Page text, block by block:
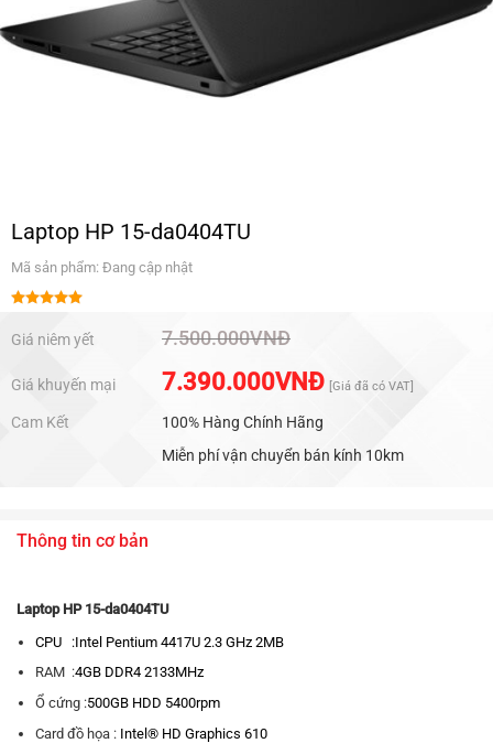
Laptop HP 15-da0404TU
Mã sản phẩm: Đang cập nhật
hạng5.00
5 sao
Giá niêm yết 7.500.000VNĐ
Giá khuyến mại 7.390.000VNĐ [Giá đã có VAT]
Cam Kết
100% Hàng Chính Hãng
Miễn phí vận chuyển bán kính 10km
Thông tin cơ bản
Laptop HP 15-da0404TU
CPU :Intel Pentium 4417U 2.3 GHz 2MB
RAM :4GB DDR4 2133MHz
Ổ cứng :500GB HDD 5400rpm
Card đồ họa : Intel® HD Graphics 610